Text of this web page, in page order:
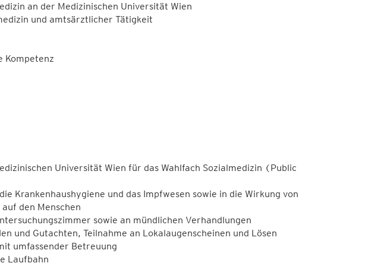
an der Medizinischen Universität Wien
und amtsärztlicher Tätigkeit
Kompetenz
Universität Wien für das Wahlfach Sozialmedizin (Public
Krankenhaushygiene und das Impfwesen sowie in die Wirkung von
den Menschen
sowie an mündlichen Verhandlungen
und Gutachten, Teilnahme an Lokalaugenscheinen und Lösen
umfassender Betreuung
Laufbahn